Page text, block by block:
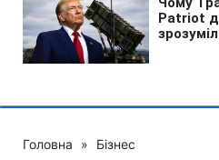
Головна » Бізнес